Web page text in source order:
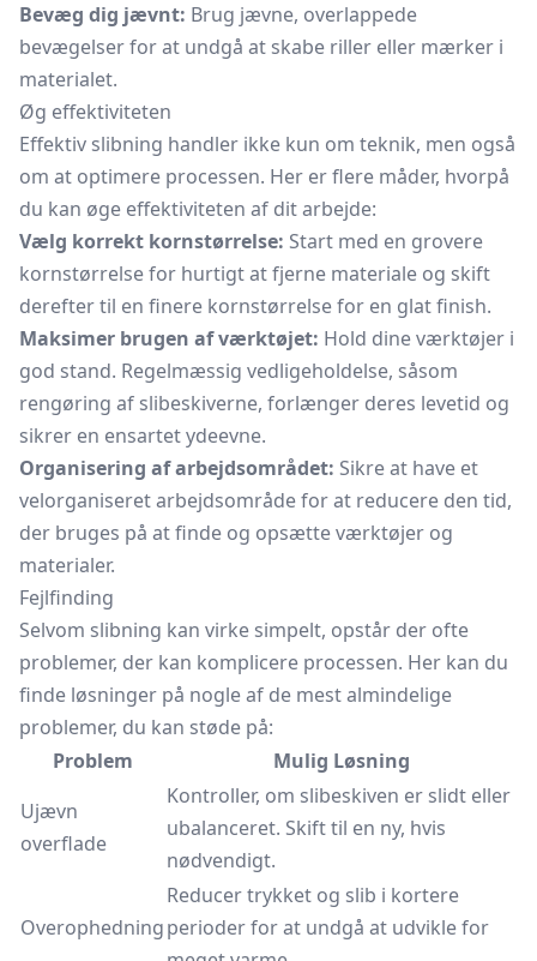
Bevæg dig jævnt: Brug jævne, overlappede
bevægelser for at undgå at skabe riller eller mærker i
materialet.
Øg effektiviteten
Effektiv slibning handler ikke kun om teknik, men også
om at optimere processen. Her er flere måder, hvorpå
du kan øge effektiviteten af dit arbejde:
Vælg korrekt kornstørrelse: Start med en grovere
kornstørrelse for hurtigt at fjerne materiale og skift
derefter til en finere kornstørrelse for en glat finish.
Maksimer brugen af værktøjet: Hold dine værktøjer i
god stand. Regelmæssig vedligeholdelse, såsom
rengøring af slibeskiverne, forlænger deres levetid og
sikrer en ensartet ydeevne.
Organisering af arbejdsområdet: Sikre at have et
velorganiseret arbejdsområde for at reducere den tid,
der bruges på at finde og opsætte værktøjer og
materialer.
Fejlfinding
Selvom slibning kan virke simpelt, opstår der ofte
problemer, der kan komplicere processen. Her kan du
finde løsninger på nogle af de mest almindelige
problemer, du kan støde på:
Problem
Mulig Løsning
Ujævn
overflade
Kontroller, om slibeskiven er slidt eller
ubalanceret. Skift til en ny, hvis
nødvendigt.
Overophedning
Reducer trykket og slib i kortere
perioder for at undgå at udvikle for